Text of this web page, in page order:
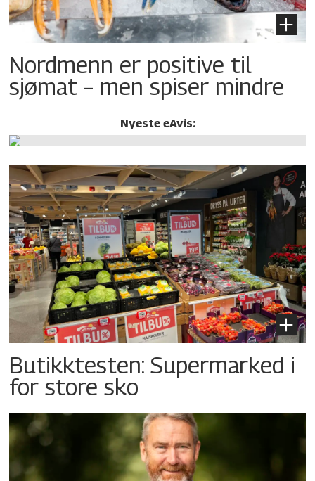
Nordmenn er positive til
sjømat – men spiser mindre
Nyeste eAvis:
Butikktesten: Supermarked i
for store sko